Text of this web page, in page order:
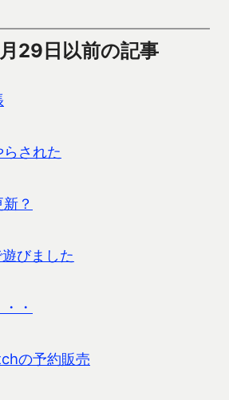
29日以前の記事
された
？
びました
・
の予約販売